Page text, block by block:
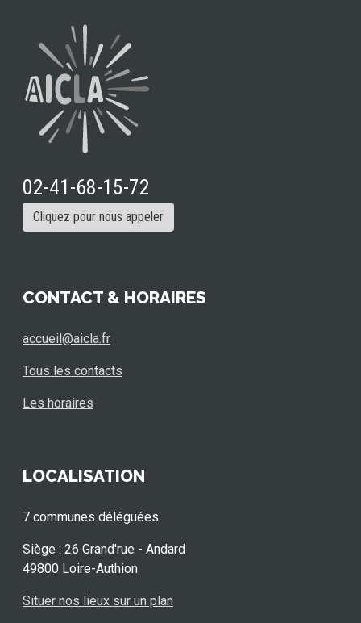
02-41-68-15-72
Cliquez pour nous appeler
CONTACT & HORAIRES
accueil@aicla.fr
Tous les contacts
Les horaires
LOCALISATION
7 communes déléguées
Siège : 26 Grand'rue - Andard
49800 Loire-Authion
Situer nos lieux sur un plan